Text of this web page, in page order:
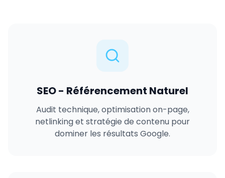
SEO - Référencement Naturel
Audit technique, optimisation on-page,
netlinking et stratégie de contenu pour
dominer les résultats Google.